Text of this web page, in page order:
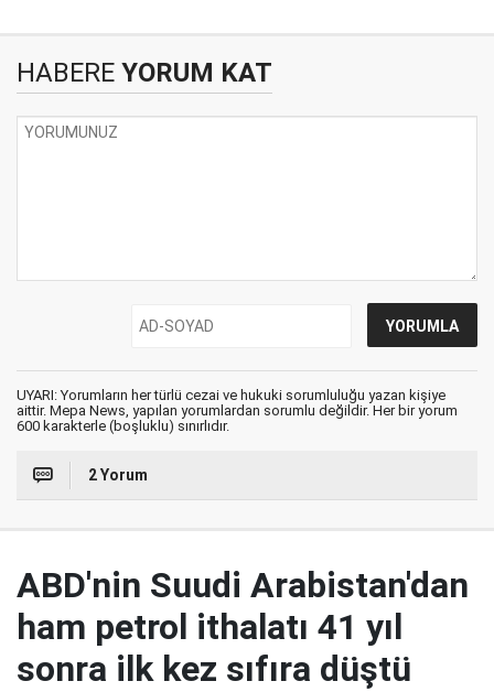
HABERE YORUM KAT
UYARI: Yorumların her türlü cezai ve hukuki sorumluluğu yazan kişiye
aittir. Mepa News, yapılan yorumlardan sorumlu değildir. Her bir yorum
600 karakterle (boşluklu) sınırlıdır.
2 Yorum
ABD'nin Suudi Arabistan'dan
ham petrol ithalatı 41 yıl
sonra ilk kez sıfıra düştü